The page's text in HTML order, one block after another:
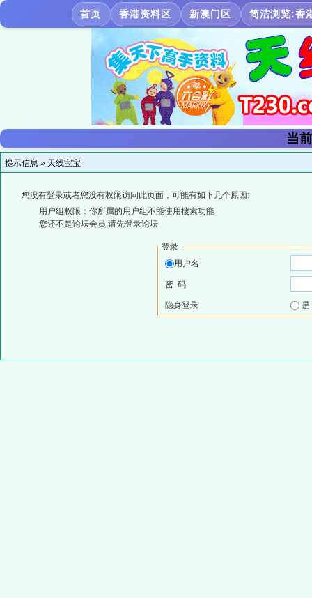
首页 香港资料区 新澳门区 简洁浏览:香
当
提示信息 » 天线宝宝
您没有登录或者您没有权限访问此页面，可能有如下几个原因:
用户组权限：你所属的用户组不能使用搜索功能
您还不是论坛会员,请先登录论坛
登录
用户名
密 码
隐身登录